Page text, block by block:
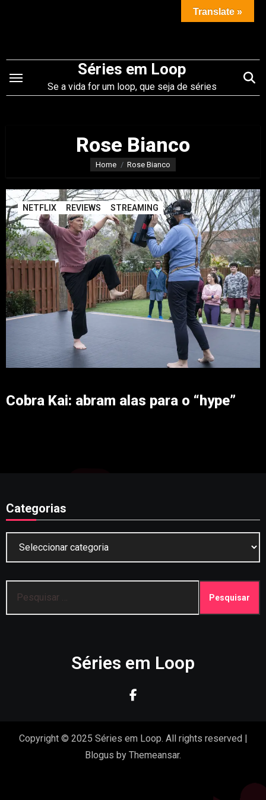
conteúdo
Séries em Loop
Se a vida for um loop, que seja de séries
Rose Bianco
Home Rose Bianco
NETFLIX REVIEWS STREAMING
Cobra Kai: abram alas para o “hype”
Categorias
por:
Séries em Loop
Copyright © 2025 Séries em Loop. All rights reserved |
Blogus by Themeansar.
Translate »